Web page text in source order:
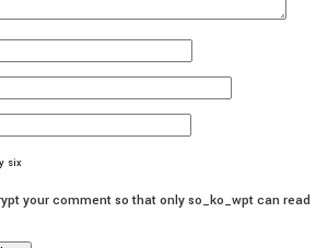
six
your comment so that only so_ko_wpt can read